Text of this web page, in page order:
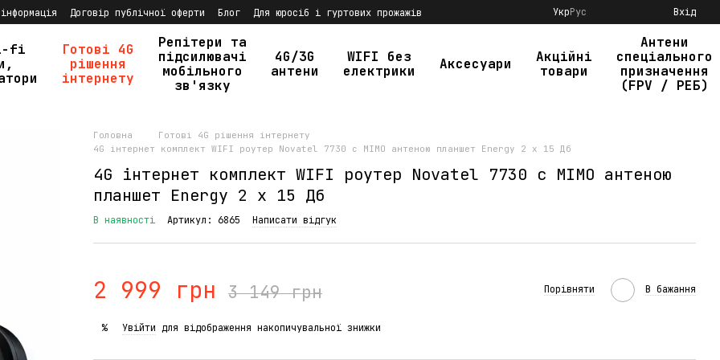
Договір публічної оферти Блог
Для юросіб і гуртових прожажів
УкрРус Вхід
fi
Готові 4G
рішення
інтернету
Репітери та
підсилювачі
мобільного
зв'язку
4G/3G
антени
WIFI без
електрики
Аксесуари
Акційні
товари
Антени
спеціального
призначення
(FPV / РЕБ)
Головна
Готові 4G рішення інтернету
4G інтернет комплект WIFI роутер Novatel 7730 c MIMO антеною планшет Energy 2 x 15 Дб
4G інтернет комплект WIFI роутер Novatel 7730 c MIMO антеною
планшет Energy 2 x 15 Дб
В наявності Артикул: 6865 Написати відгук
2 999 грн 3 149 грн Порівняти В бажання
% Увійти для відображення накопичувальної знижки